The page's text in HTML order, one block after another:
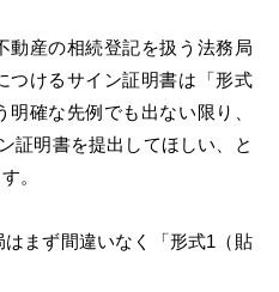
動産の相続登記を扱う法務局
つけるサイン証明書は「形式
確な先例でも出ない限り、
証明書を提出してほしい、と
。
まず間違いなく「形式1（貼